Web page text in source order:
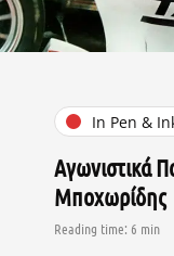
In Pen &
Αγωνιστικά
Μποχωρίδης